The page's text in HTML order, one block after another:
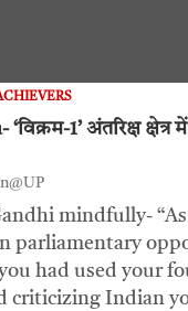
1’ अंतरिक्ष क्षेत्र
mindfully-
parliamentary
had used your
criticizing Indian